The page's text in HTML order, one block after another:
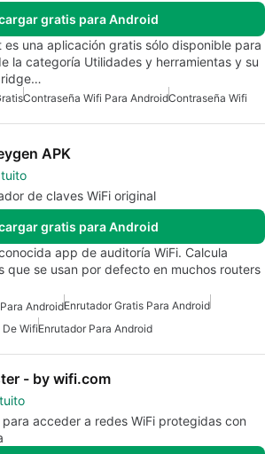
gratis para Android
una aplicación gratis sólo disponible para
la categoría Utilidades y herramientas y su
Contraseña Wifi Para AndroidContraseña Wifi
APK
de claves WiFi original
gratis para Android
app de auditoría WiFi. Calcula
que se usan por defecto en muchos routers
AndroidEnrutador Gratis Para Android
WifiEnrutador Para Android
- by wifi.com
acceder a redes WiFi protegidas con